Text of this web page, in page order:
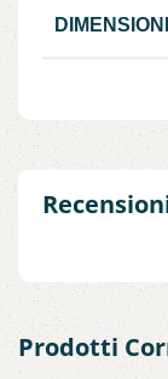
DIMENSIONI
Prodotti